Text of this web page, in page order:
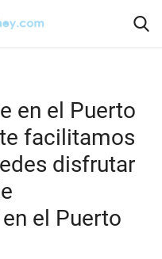
en el Puerto
facilitamos
disfrutar
el Puerto